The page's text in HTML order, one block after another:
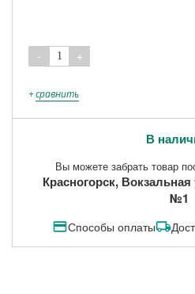
- 1 +
+сравнить
В
Вы можете забрать товар
Красногорск,
№1
Способы оплаты